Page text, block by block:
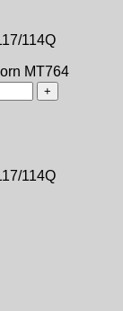
114Q
MT764
114Q